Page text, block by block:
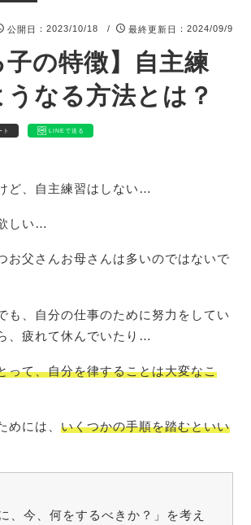
公開日 ：2023/10/18 / 最終更新日 ：2024/09/9
子の特徴】自主練
なる方法とは？
ト LINEで送る
ど、自主練習はしない…
しい…
お父さんお母さんは多いのではないで
も、自分の仕事のために努力をしてい
、疲れて休んでいたり…
って、自分を律することは大変なこ
めには、いくつかの手順を踏むといい
、今、何をするべきか？」を考え